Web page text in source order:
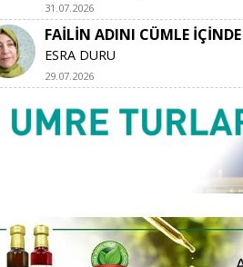
31.07.2026
FAİLİN ADINI CÜMLE
ESRA DURU
29.07.2026